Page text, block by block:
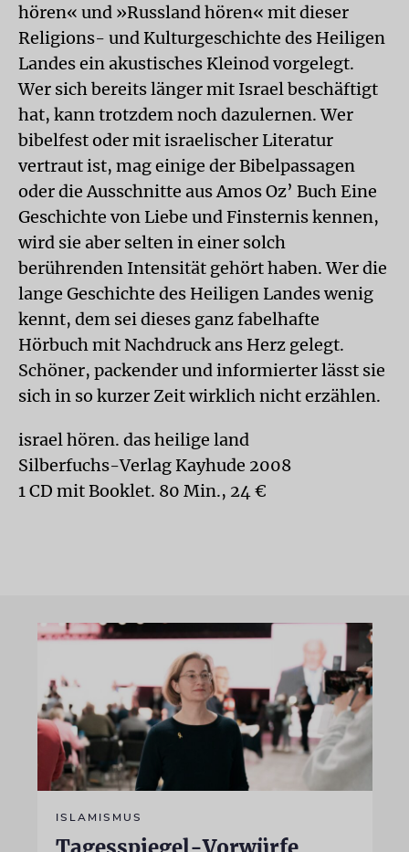
hören« und »Russland hören« mit dieser
Religions- und Kulturgeschichte des Heiligen
Landes ein akustisches Kleinod vorgelegt.
Wer sich bereits länger mit Israel beschäftigt
hat, kann trotzdem noch dazulernen. Wer
bibelfest oder mit israelischer Literatur
vertraut ist, mag einige der Bibelpassagen
oder die Ausschnitte aus Amos Oz’ Buch Eine
Geschichte von Liebe und Finsternis kennen,
wird sie aber selten in einer solch
berührenden Intensität gehört haben. Wer die
lange Geschichte des Heiligen Landes wenig
kennt, dem sei dieses ganz fabelhafte
Hörbuch mit Nachdruck ans Herz gelegt.
Schöner, packender und informierter lässt sie
sich in so kurzer Zeit wirklich nicht erzählen.
israel hören. das heilige land
Silberfuchs-Verlag Kayhude 2008
1 CD mit Booklet. 80 Min., 24 €
ISLAMISMUS